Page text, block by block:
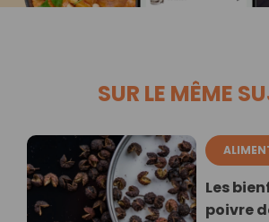
SUR LE MÊME
Les
poivre